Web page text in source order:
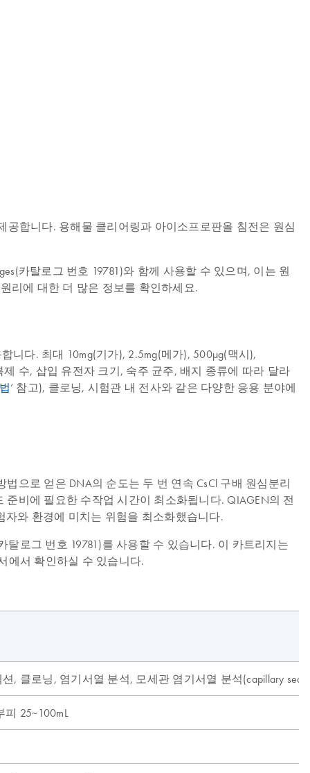
공합니다. 용해물 클리어링과 아이소프로판올 침전은 원심
카탈로그 번호 19781)와 함께 사용할 수 있으며, 이는 원
리에 대한 더 많은 정보를 확인하세요.
니다. 최대 10mg(기가), 2.5mg(메가), 500µg(맥시),
수, 삽입 유전자 크기, 숙주 균주, 배지 종류에 따라 달라
’ 참고), 클로닝, 시험관 내 전사와 같은 다양한 응용 분야에
으로 얻은 DNA의 순도는 두 번 연속 CsCl 구배 원심분리
비에 필요한 수작업 시간이 최소화됩니다. QIAGEN의 전
자와 환경에 미치는 위험을 최소화했습니다.
탈로그 번호 19781)를 사용할 수 있습니다. 이 카트리지는
에서 확인하실 수 있습니다.
, 클로닝, 염기서열 분석, 모세관 염기서열 분석(capillary
피 25~100mL